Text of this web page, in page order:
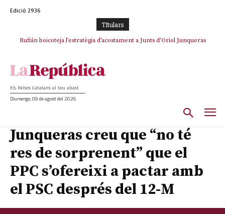
Edició 2936
TItulars
Rufián boicoteja l’estratègia d’acostament a Junts d’Oriol Junqueras
Els Països Catalans al teu abast
Diumenge, 09 de agost del 2026
Junqueras creu que “no té
res de sorprenent” que el
PPC s’ofereixi a pactar amb
el PSC després del 12-M